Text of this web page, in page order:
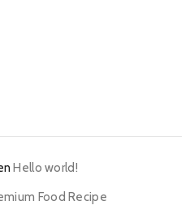
Hello world!
Food Recipe